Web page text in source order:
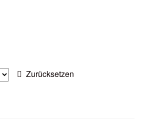
Zurücksetzen